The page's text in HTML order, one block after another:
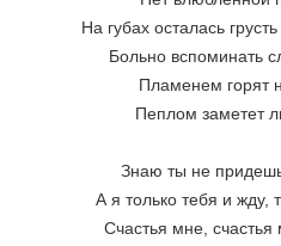
На губах осталась
Больно вспоминать
Пламенем горят
Пеплом заметет
Знаю ты не
А я только тебя и жду,
Счастья мне,